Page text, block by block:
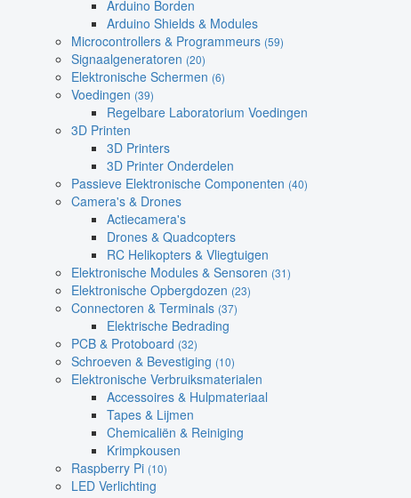
Arduino Borden
Arduino Shields & Modules
Microcontrollers & Programmeurs (59)
Signaalgeneratoren (20)
Elektronische Schermen (6)
Voedingen (39)
Regelbare Laboratorium Voedingen
3D Printen
3D Printers
3D Printer Onderdelen
Passieve Elektronische Componenten (40)
Camera's & Drones
Actiecamera's
Drones & Quadcopters
RC Helikopters & Vliegtuigen
Elektronische Modules & Sensoren (31)
Elektronische Opbergdozen (23)
Connectoren & Terminals (37)
Elektrische Bedrading
PCB & Protoboard (32)
Schroeven & Bevestiging (10)
Elektronische Verbruiksmaterialen
Accessoires & Hulpmateriaal
Tapes & Lijmen
Chemicaliën & Reiniging
Krimpkousen
Raspberry Pi (10)
LED Verlichting